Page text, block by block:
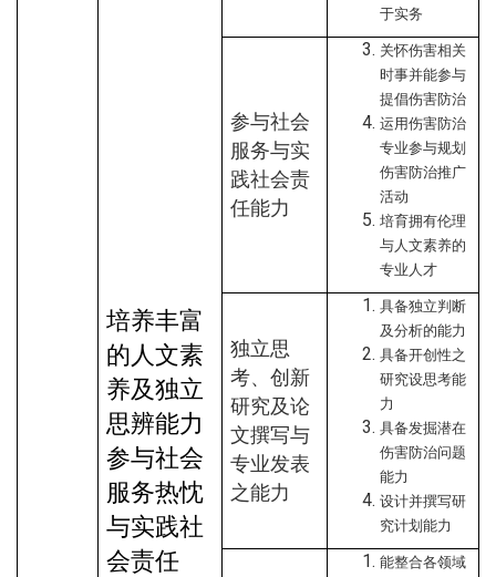
培养丰富
的人文素
养及独立
思辨能力
参与社会
服务热忱
与实践社
会责任
于实务
参与社会
服务与实
践社会责
任能力
关怀伤害相关
时事并能参与
提倡伤害防治
运用伤害防治
专业参与规划
伤害防治推广
活动
培育拥有伦理
与人文素养的
专业人才
独立思
考、创新
研究及论
文撰写与
专业发表
之能力
具备独立判断
及分析的能力
具备开创性之
研究设思考能
力
具备发掘潜在
伤害防治问题
能力
设计并撰写研
究计划能力
能整合各领域